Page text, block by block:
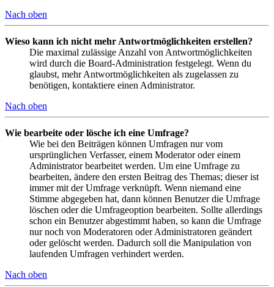
Nach oben
Wieso kann ich nicht mehr Antwortmöglichkeiten erstellen?
Die maximal zulässige Anzahl von Antwortmöglichkeiten
wird durch die Board-Administration festgelegt. Wenn du
glaubst, mehr Antwortmöglichkeiten als zugelassen zu
benötigen, kontaktiere einen Administrator.
Nach oben
Wie bearbeite oder lösche ich eine Umfrage?
Wie bei den Beiträgen können Umfragen nur vom
ursprünglichen Verfasser, einem Moderator oder einem
Administrator bearbeitet werden. Um eine Umfrage zu
bearbeiten, ändere den ersten Beitrag des Themas; dieser ist
immer mit der Umfrage verknüpft. Wenn niemand eine
Stimme abgegeben hat, dann können Benutzer die Umfrage
löschen oder die Umfrageoption bearbeiten. Sollte allerdings
schon ein Benutzer abgestimmt haben, so kann die Umfrage
nur noch von Moderatoren oder Administratoren geändert
oder gelöscht werden. Dadurch soll die Manipulation von
laufenden Umfragen verhindert werden.
Nach oben